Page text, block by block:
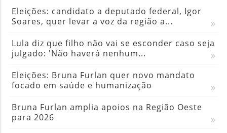
Eleições: candidato a deputado federal, Igor
Soares, quer levar a voz da região a...
Lula diz que filho não vai se esconder caso seja
julgado: 'Não haverá nenhum...
Eleições: Bruna Furlan quer novo mandato
focado em saúde e humanização
Bruna Furlan amplia apoios na Região Oeste
para 2026